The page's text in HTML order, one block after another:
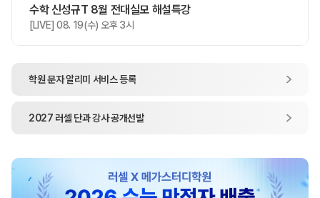
수학 신성규T 8월 전대실모 해설특강
[LIVE] 08. 19(수) 오후 3시
학원 문자 알리미 서비스 등록
2027 러셀 단과강사 공개선발